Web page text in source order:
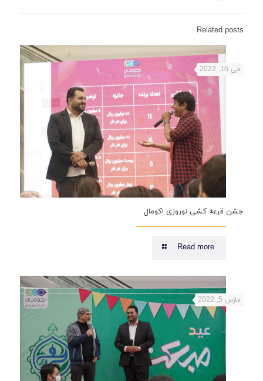
Related posts
می 16, 2022
جشن قرعه کشی نوروزی اکومال
Read more
مارس 5, 2022